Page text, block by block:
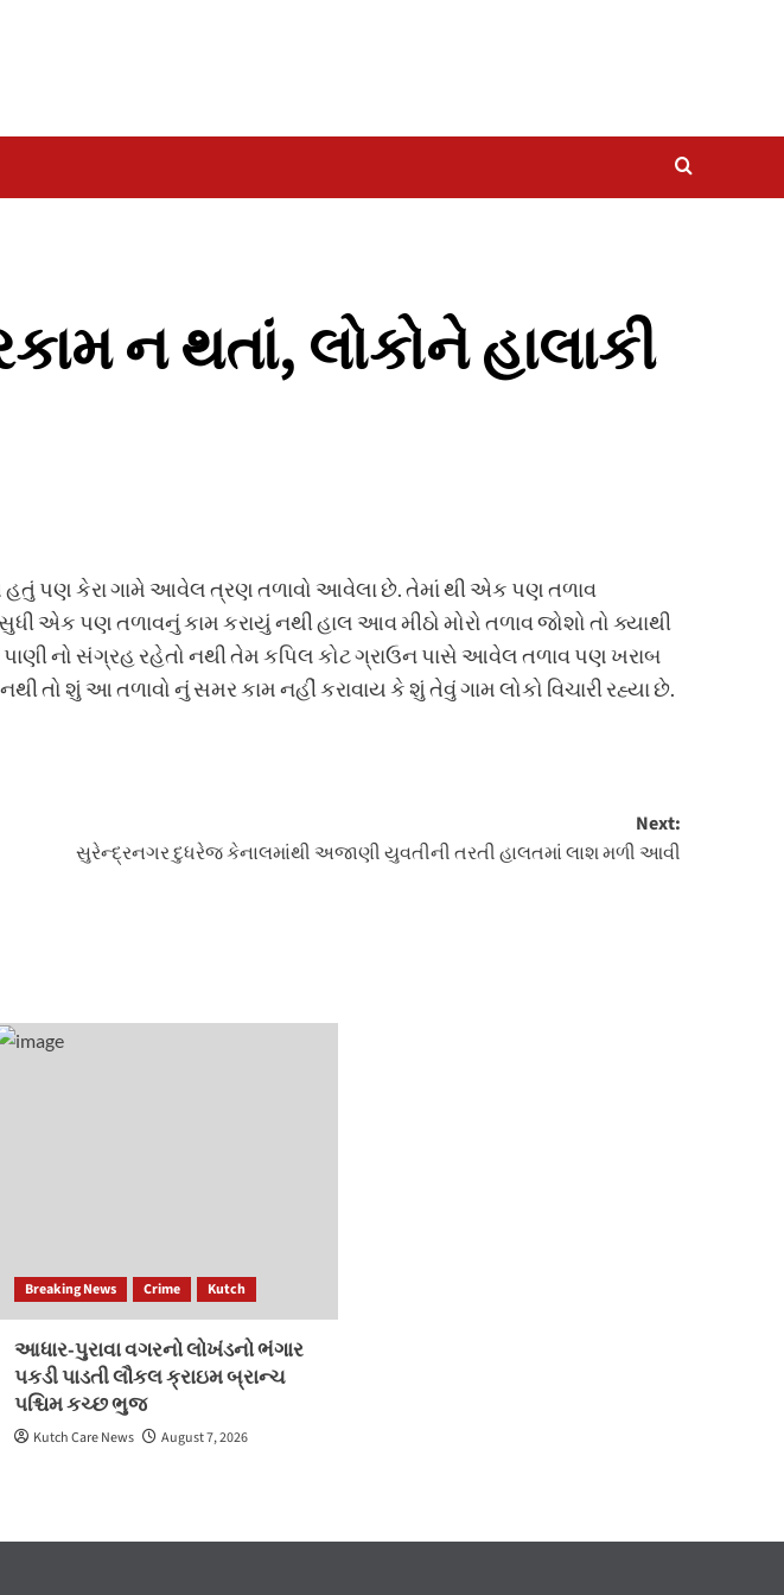
ન થતાં, લોકોને હાલાકી
પણ કેરા ગામે આવેલ ત્રણ તળાવો આવેલા છે. તેમાં થી એક પણ તળાવ
પણ તળાવનું કામ કરાયું નથી હાલ આવ મીઠો મોરો તળાવ જોશો તો ક્યાથી
નો સંગ્રહ રહેતો નથી તેમ કપિલ કોટ ગ્રાઉન પાસે આવેલ તળાવ પણ ખરાબ
તો શું આ તળાવો નું સમર કામ નહીં કરાવાય કે શું તેવું ગામ લોકો વિચારી રહ્યા છે.
Next:
સુરેન્દ્રનગર દુધરેજ કેનાલમાંથી અજાણી યુવતીની તરતી હાલતમાં લાશ મળી આવી
Breaking News Crime Kutch
આધાર-પુરાવા વગરનો લોખંડનો ભંગાર
પકડી પાડતી લૌકલ ક્રાઇમ બ્રાન્ચ
પશ્ચિમ કચ્છ ભુજ
Kutch Care News August 7, 2026